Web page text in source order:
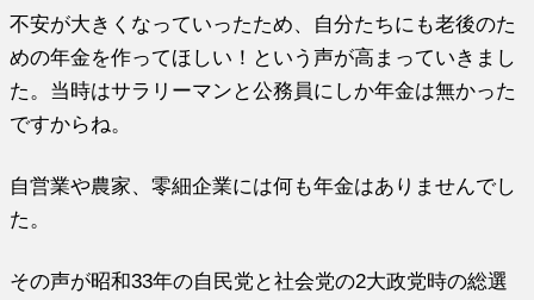
不安が大きくなっていったため、自分たちにも老後のた
めの年金を作ってほしい！という声が高まっていきまし
た。当時はサラリーマンと公務員にしか年金は無かった
ですからね。
自営業や農家、零細企業には何も年金はありませんでし
た。
その声が昭和33年の自民党と社会党の2大政党時の総選